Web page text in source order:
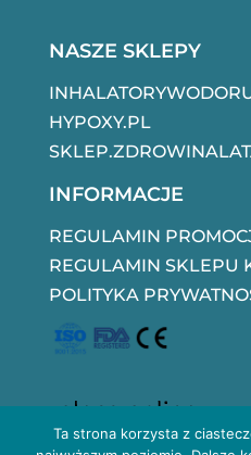
NASZE SKLEPY
HYPOXY.PL
INFORMACJE
REGULAMIN
REGULAMIN SKLEPU
POLITYKA
Ta strona korzysta z